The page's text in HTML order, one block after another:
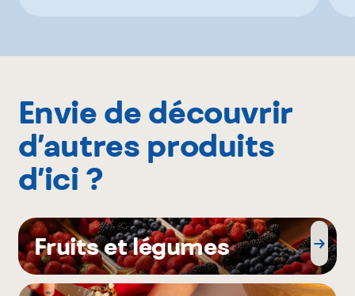
Envie de découvrir
d’autres produits
d’ici ?
Fruits et légumes